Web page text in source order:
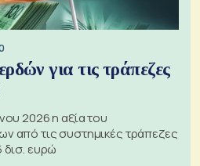
για τις τράπεζες
2026 η αξία του
από τις συστημικές τράπεζες
δισ. ευρώ